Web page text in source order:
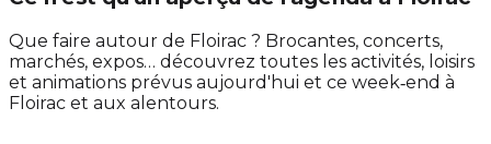
Que faire autour de Floirac ? Brocantes, concerts,
marchés, expos… découvrez toutes les activités, loisirs
et animations prévus aujourd'hui et ce week‑end à
Floirac et aux alentours.